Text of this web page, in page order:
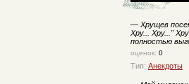
— Хрущев
Хру... Хру..."
полностью
оценок: 0
Тип: Анекдоты